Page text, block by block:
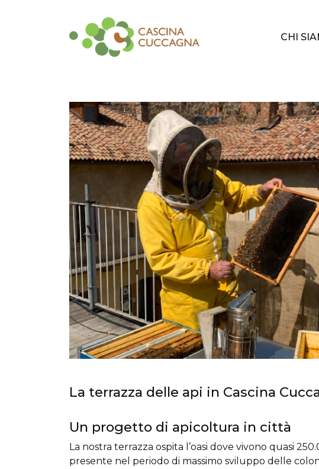
CHI
La terrazza delle api in Cascina
Un progetto di apicoltura in città
La nostra terrazza ospita l’oasi dove vivono quasi
presente nel periodo di massimo sviluppo delle